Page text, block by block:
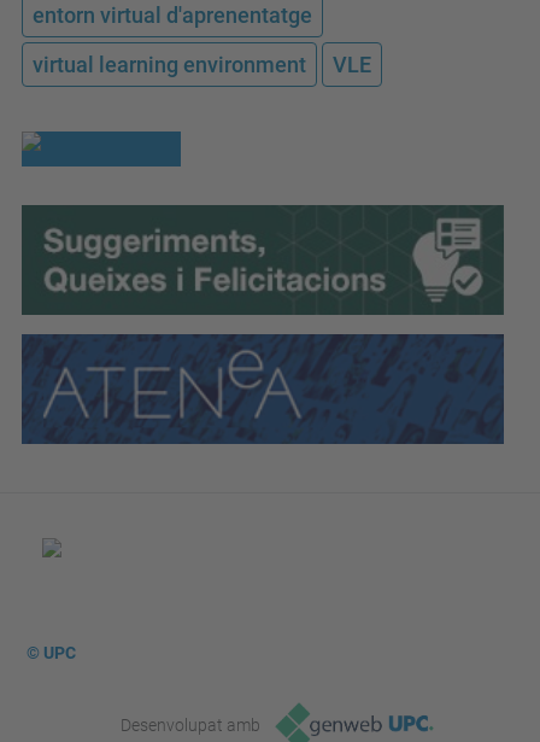
entorn virtual d'aprenentatge
virtual learning environment
VLE
© UPC
Desenvolupat amb